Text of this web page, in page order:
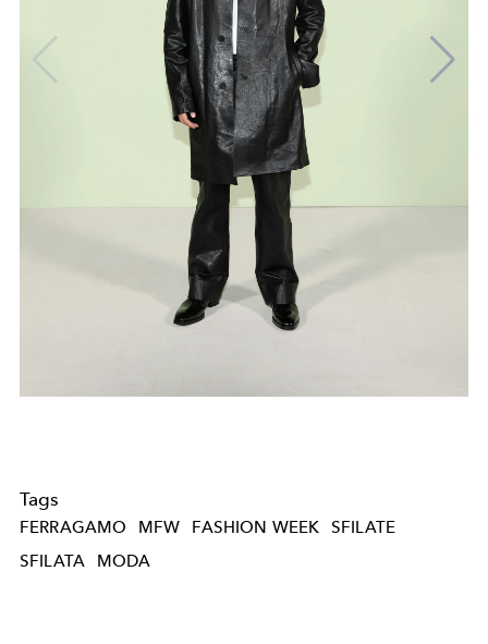
Tags
FERRAGAMO MFW FASHION WEEK
SFILATE
SFILATA
MODA